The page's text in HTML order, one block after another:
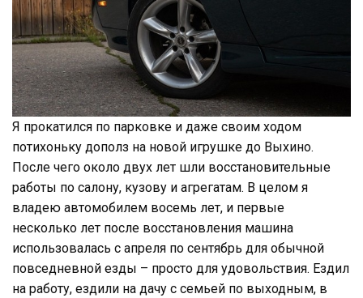
Я прокатился по парковке и даже своим ходом
потихоньку дополз на новой игрушке до Выхино.
После чего около двух лет шли восстановительные
работы по салону, кузову и агрегатам. В целом я
владею автомобилем восемь лет, и первые
несколько лет после восстановления машина
использовалась с апреля по сентябрь для обычной
повседневной езды – просто для удовольствия. Ездил
на работу, ездили на дачу с семьей по выходным, в